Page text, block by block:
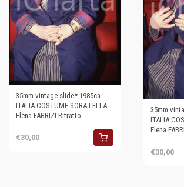
35mm vintage slide* 1985ca
ITALIA COSTUME SORA LELLA
Elena FABRIZI Ritratto
€30,00
35mm
ITALIA
Elena
€30,00